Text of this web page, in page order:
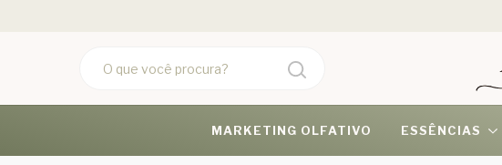
MARKETING OLFATIVO ESSÊNCIAS